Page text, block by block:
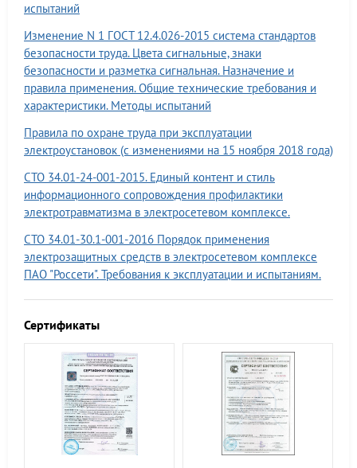
испытаний
Изменение N 1 ГОСТ 12.4.026-2015 система стандартов
безопасности труда. Цвета сигнальные, знаки
безопасности и разметка сигнальная. Назначение и
правила применения. Общие технические требования и
характеристики. Методы испытаний
Правила по охране труда при эксплуатации
электроустановок (с изменениями на 15 ноября 2018 года)
СТО 34.01-24-001-2015. Единый контент и стиль
информационного сопровождения профилактики
электротравматизма в электросетевом комплексе.
СТО 34.01-30.1-001-2016 Порядок применения
электрозащитных средств в электросетевом комплексе
ПАО "Россети". Требования к эксплуатации и испытаниям.
Сертификаты